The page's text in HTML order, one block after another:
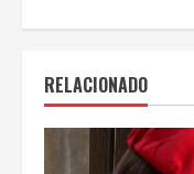
RELACIONADO